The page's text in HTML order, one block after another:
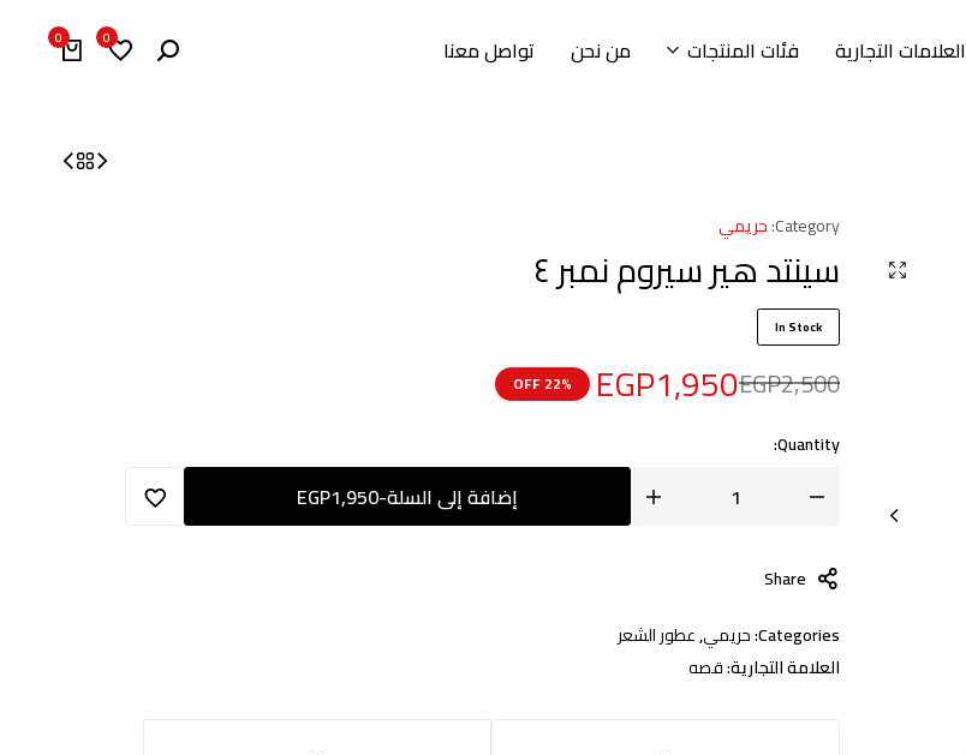
العلامات التجارية فئات المنتجات من نحن تواصل معنا 0
0
Category: حريمي
سينتد هير سيروم نمبر ٤
In Stock
EGP2,500
EGP1,950
22% OFF
Quantity:
إضافة إلى السلة-
EGP1,950
Share
Categories: حريمي,عطور الشعر
العلامة التجارية:قصه